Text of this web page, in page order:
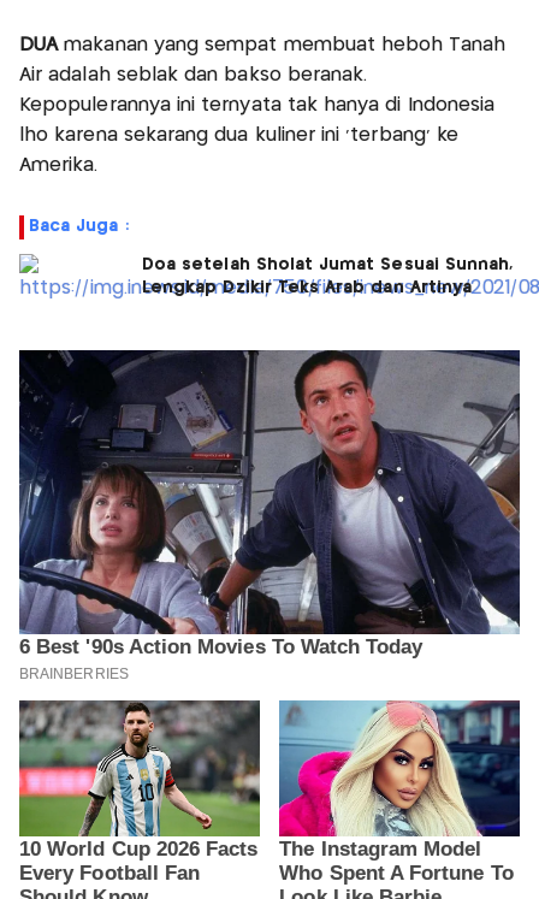
DUAmakanan yang sempat membuat heboh Tanah
Air adalah seblak dan bakso beranak.
Kepopulerannya ini ternyata tak hanya di Indonesia
lho karena sekarang dua kuliner ini ‘terbang’ ke
Amerika.
Baca Juga :
Doa setelah Sholat Jumat Sesuai Sunnah,
Lengkap Dzikir Teks Arab dan Artinya